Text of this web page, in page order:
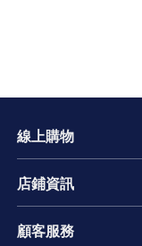
線上購物
店鋪資訊
顧客服務